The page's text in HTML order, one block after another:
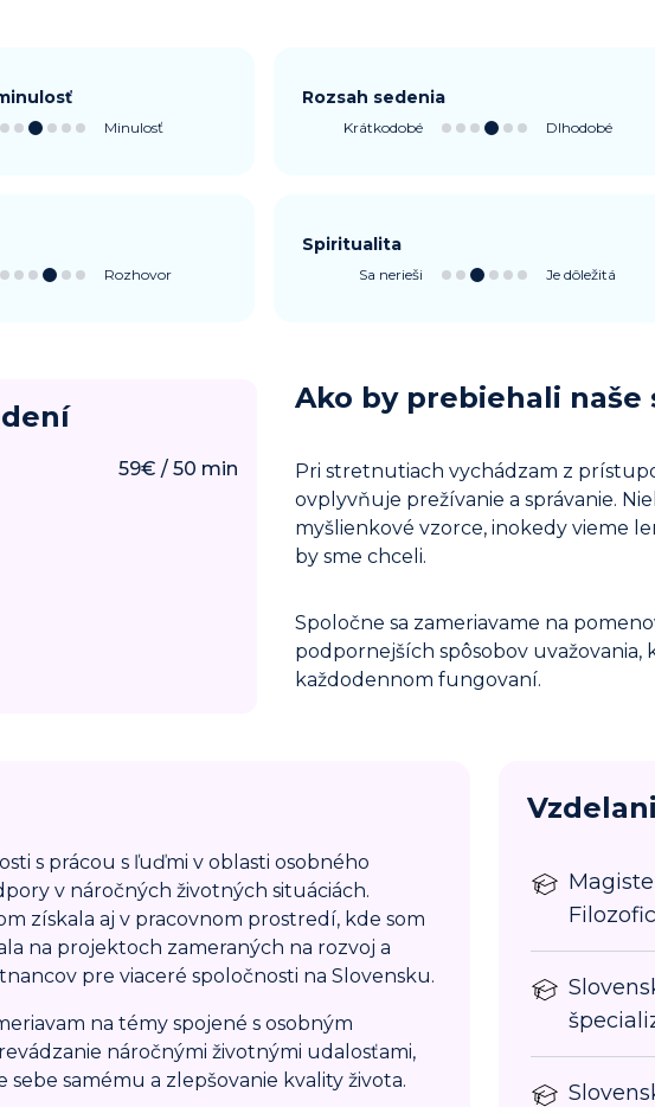
Minulosť
Rozsah sedenia
Krátkodobé Dlhodobé
Rozhovor
Spiritualita
Sa nerieši Je dôležitá
59€ /50 min
Ako by prebiehali naše
Pri stretnutiach vychádzam z
ovplyvňuje prežívanie a správanie.
myšlienkové vzorce, inokedy vieme
by sme chceli.
Spoločne sa zameriavame na
podpornejších spôsobov uvažovania,
každodennom fungovaní.
s prácou s ľuďmi v oblasti osobného
v náročných životných situáciách.
získala aj v pracovnom prostredí, kde som
na projektoch zameraných na rozvoj a
pre viaceré spoločnosti na Slovensku.
na témy spojené s osobným
náročnými životnými udalosťami,
sebe samému a zlepšovanie kvality života.